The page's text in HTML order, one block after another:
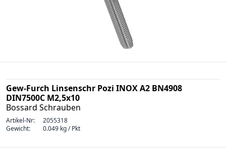
Gew-Furch Linsenschr Pozi INOX A2 BN4908
DIN7500C M2,5x10
Bossard Schrauben
Artikel-Nr:
2055318
Gewicht:
0.049 kg / Pkt